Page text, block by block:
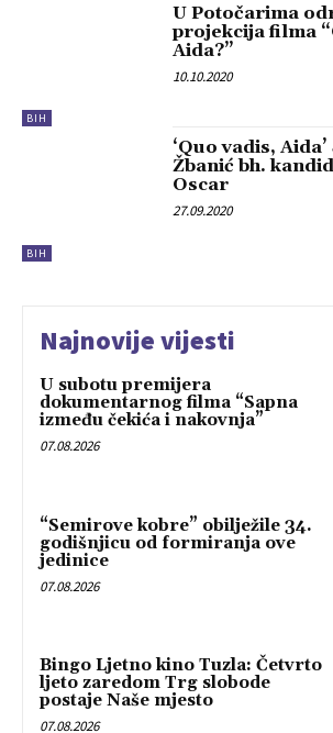
BIH
U Potočarima
projekcija filma
Aida?”
10.10.2020
BIH
‘Quo vadis,
Žbanić bh.
Oscar
27.09.2020
Najnovije vijesti
U subotu premijera
dokumentarnog filma “Sapna
između čekića i nakovnja”
07.08.2026
“Semirove kobre” obilježile 34.
godišnjicu od formiranja ove
jedinice
07.08.2026
Bingo Ljetno kino Tuzla: Četvrto
ljeto zaredom Trg slobode
postaje Naše mjesto
07.08.2026